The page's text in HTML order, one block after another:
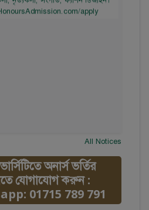
apply
All Notices
অনার্স ভর্তির
যোগাযোগ করুন :
01715 789 791